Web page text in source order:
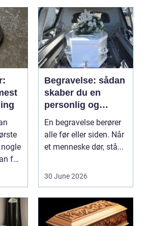
beh...
får
Begravelse: sådan
skaber du en
personlig og
respektfuld afsked
En begravelse berører
alle før eller siden. Når
et menneske dør, stå...
30 June 2026